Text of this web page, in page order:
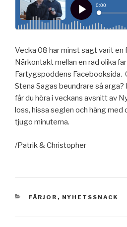
Vecka 08 har minst sagt varit en
Närkontakt mellan en rad olika
Fartygspoddens Facebooksida.
Stena Sagas beundrare så
får du höra i veckans avsnitt av
loss, hissa seglen och häng med
tjugo minuterna.
/Patrik & Christopher
KATEGORIER
FÄRJOR , NYHETSSNACK